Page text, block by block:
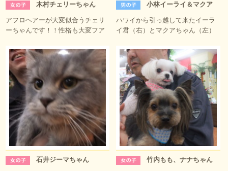
木村チェリーちゃん
アフロヘアーが大変似合うチェリ
ーちゃんです！！性格も大変フア
小林イーライ＆マクア
ハワイから引っ越して来たイーラ
イ君（右）とマクアちゃん（左）
石井ジーマちゃん 竹内もも、ナナちゃん